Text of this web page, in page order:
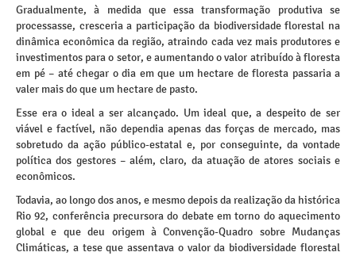
Gradualmente, à medida que essa transformação produtiva se
processasse, cresceria a participação da biodiversidade florestal na
dinâmica econômica da região, atraindo cada vez mais produtores e
investimentos para o setor, e aumentando o valor atribuído à floresta
em pé – até chegar o dia em que um hectare de floresta passaria a
valer mais do que um hectare de pasto.
Esse era o ideal a ser alcançado. Um ideal que, a despeito de ser
viável e factível, não dependia apenas das forças de mercado, mas
sobretudo da ação público-estatal e, por conseguinte, da vontade
política dos gestores – além, claro, da atuação de atores sociais e
econômicos.
Todavia, ao longo dos anos, e mesmo depois da realização da histórica
Rio 92, conferência precursora do debate em torno do aquecimento
global e que deu origem à Convenção-Quadro sobre Mudanças
Climáticas, a tese que assentava o valor da biodiversidade florestal